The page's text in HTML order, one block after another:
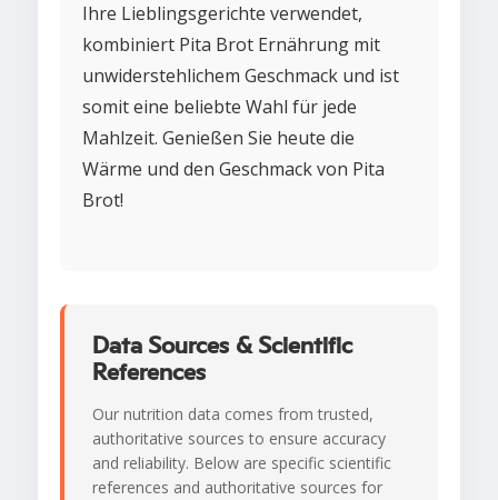
Ihre Lieblingsgerichte verwendet,
kombiniert Pita Brot Ernährung mit
unwiderstehlichem Geschmack und ist
somit eine beliebte Wahl für jede
Mahlzeit. Genießen Sie heute die
Wärme und den Geschmack von Pita
Brot!
Data Sources & Scientific
References
Our nutrition data comes from trusted,
authoritative sources to ensure accuracy
and reliability. Below are specific scientific
references and authoritative sources for